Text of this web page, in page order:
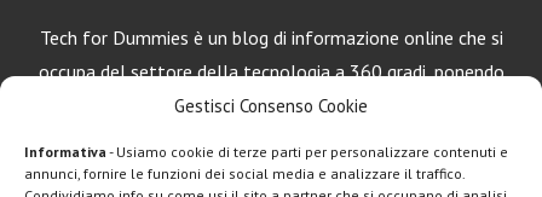
Gestisci Consenso Cookie
Informativa - Usiamo cookie di terze parti per personalizzare contenuti e
annunci, fornire le funzioni dei social media e analizzare il traffico.
Tech for Dummies è un blog di informazione online che si
occupa del settore della tecnologia a 360 gradi, ponendo
una particolare attenzione al mondo Android, Apple e